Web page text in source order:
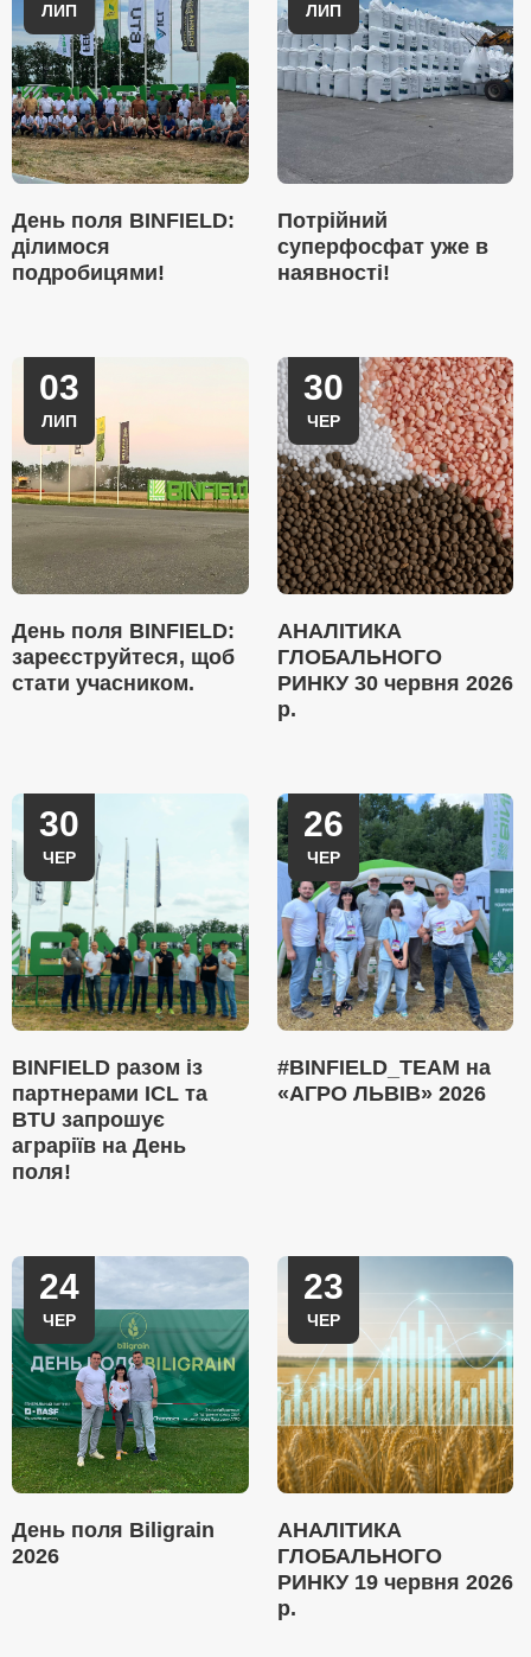
ЛИП
День поля BINFIELD:
ділимося
подробицями!
ЛИП
Потрійний
суперфосфат уже в
наявності!
03
ЛИП
День поля BINFIELD:
зареєструйтеся, щоб
стати учасником.
30
ЧЕР
АНАЛІТИКА
ГЛОБАЛЬНОГО
РИНКУ 30 червня 2026
р.
30
ЧЕР
BINFIELD разом із
партнерами ICL та
BTU запрошує
аграріїв на День
поля!
26
ЧЕР
#BINFIELD_TEAM на
«АГРО ЛЬВІВ» 2026
24
ЧЕР
День поля Biligrain
2026
23
ЧЕР
АНАЛІТИКА
ГЛОБАЛЬНОГО
РИНКУ 19 червня 2026
р.